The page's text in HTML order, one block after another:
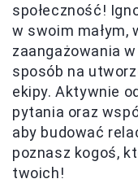
społeczność!
w swoim małym,
zaangażowania
sposób na
ekipy. Aktywnie
pytania oraz
aby budować
poznasz kogoś,
twoich!